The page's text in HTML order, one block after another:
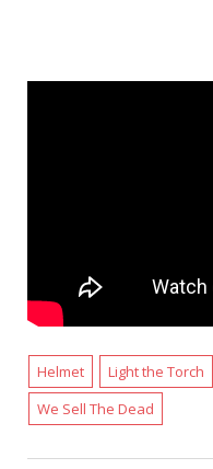
Helmet Light the Torch
We Sell The Dead